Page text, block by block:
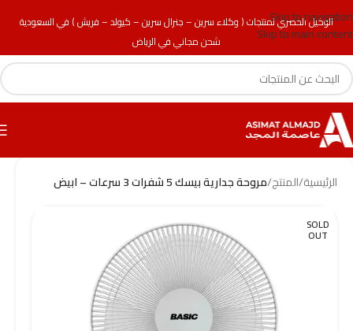
الوكيل الحصري لمنتجات ( وكلاء سرين – جنرال سرين – كيولد – فريش ) في السعودية
شحن مجاني في الرياض
Skip to navigation
Skip to main content
الرئيسية/المنتج/مروحة جدارية بيسك 5 شفرات 3 سرعات – ابيض
SOLD
OUT